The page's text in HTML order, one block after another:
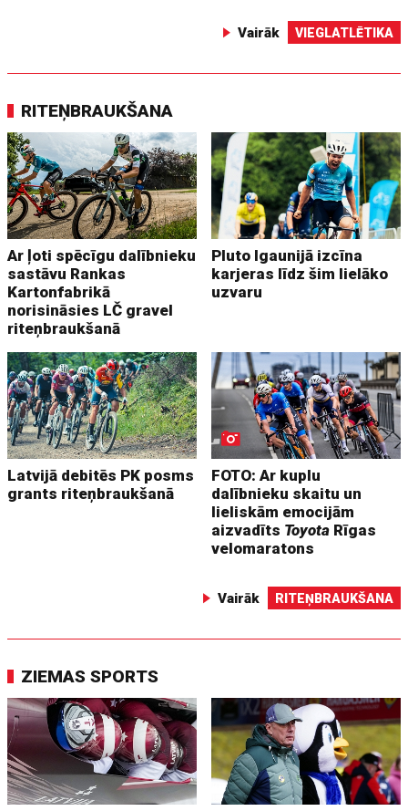
Vairāk VIEGLATLĒTIKA
RITEŅBRAUKŠANA
Ar ļoti spēcīgu dalībnieku
sastāvu Rankas
Kartonfabrikā
norisināsies LČ gravel
riteņbraukšanā
Pluto Igaunijā izcīna
karjeras līdz šim lielāko
uzvaru
Latvijā debitēs PK posms
grants riteņbraukšanā
FOTO: Ar kuplu
dalībnieku skaitu un
lieliskām emocijām
aizvadīts Toyota Rīgas
velomaratons
Vairāk RITEŅBRAUKŠANA
ZIEMAS SPORTS